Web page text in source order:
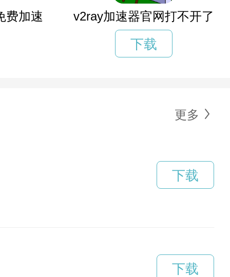
费加速 v2ray加速器官网打不开了
下载
更多
下载
下载